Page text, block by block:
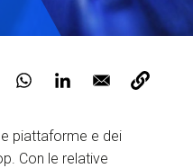
Servizi e
Contatti
piattaforme e dei
Con le relative